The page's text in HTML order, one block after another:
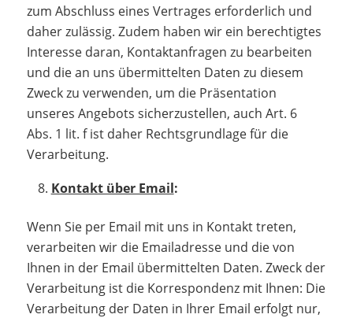
zum Abschluss eines Vertrages erforderlich und
daher zulässig. Zudem haben wir ein berechtigtes
Interesse daran, Kontaktanfragen zu bearbeiten
und die an uns übermittelten Daten zu diesem
Zweck zu verwenden, um die Präsentation
unseres Angebots sicherzustellen, auch Art. 6
Abs. 1 lit. f ist daher Rechtsgrundlage für die
Verarbeitung.
Kontakt über Email:
Wenn Sie per Email mit uns in Kontakt treten,
verarbeiten wir die Emailadresse und die von
Ihnen in der Email übermittelten Daten. Zweck der
Verarbeitung ist die Korrespondenz mit Ihnen: Die
Verarbeitung der Daten in Ihrer Email erfolgt nur,